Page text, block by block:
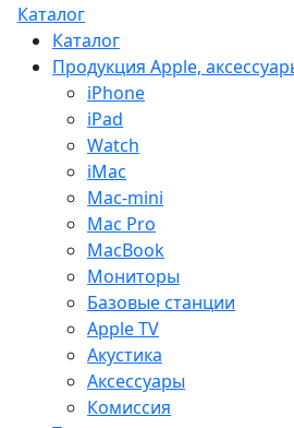
Каталог
Каталог
Продукция Apple,
iPhone
iPad
Watch
iMac
Mac-mini
Mac Pro
MacBook
Мониторы
Базовые станции
Apple TV
Акустика
Аксессуары
Комиссия